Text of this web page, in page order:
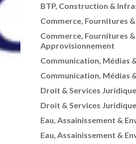
BTP, Construction &
Commerce, Fournitures
Commerce, Fournitures &
Approvisionnement
Communication, Médias
Communication, Médias
Droit & Services
Droit & Services
Eau, Assainissement &
Eau, Assainissement &